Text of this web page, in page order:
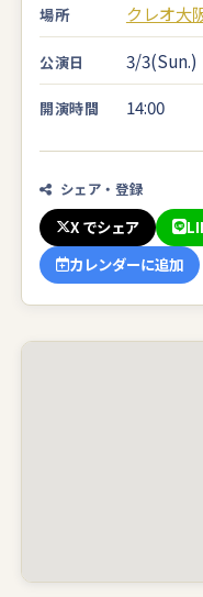
場所 クレオ大
公演日 3/3(Sun.)
開演時間 14:00
シェア・登録
X でシェア
カレンダーに追加